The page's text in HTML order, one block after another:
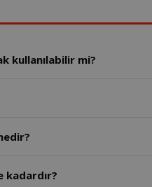
kullanılabilir mi?
kadardır?